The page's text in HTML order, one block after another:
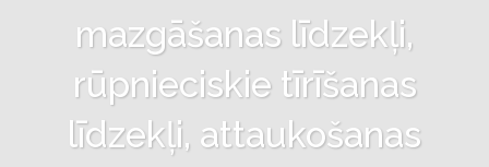
mazgāšanas līdzekļi,
rūpnieciskie tīrīšanas
līdzekļi, attaukošanas